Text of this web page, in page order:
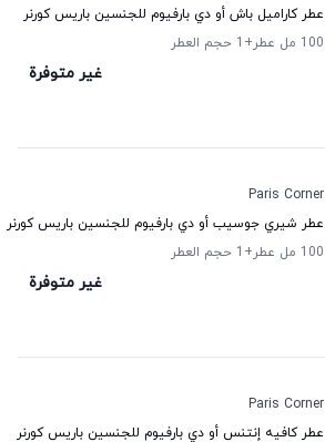
عطر كاراميل باش أو دي بارفيوم للجنسين باريس كورنر
100 مل عطر
+1 حجم العطر
غير متوفرة
Paris Corner
عطر شيري جوسيب أو دي بارفيوم للجنسين باريس كورنر
100 مل عطر
+1 حجم العطر
غير متوفرة
Paris Corner
عطر كافيه إنتنس أو دي بارفيوم للجنسين باريس كورنر